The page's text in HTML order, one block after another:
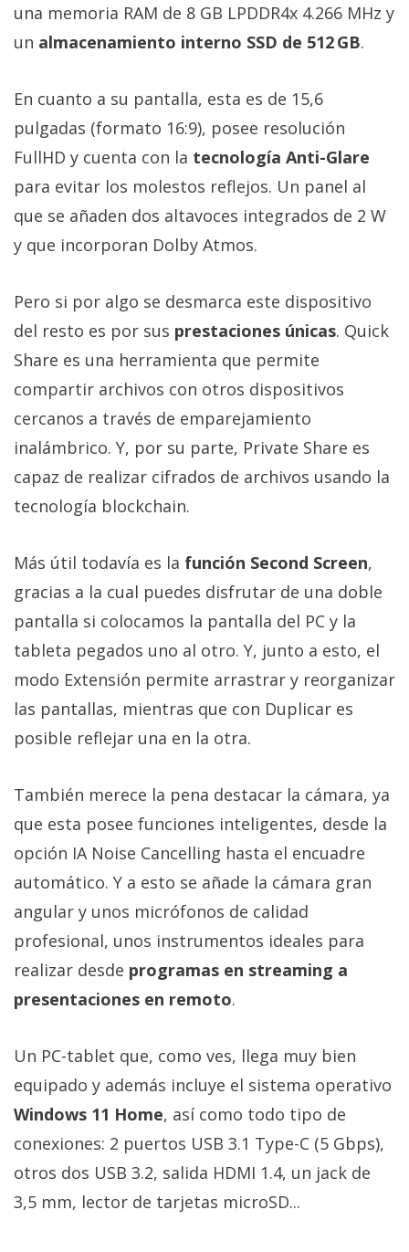
una memoria RAM de 8 GB LPDDR4x 4.266 MHz y
un almacenamiento interno SSD de 512 GB.
En cuanto a su pantalla, esta es de 15,6
pulgadas (formato 16:9), posee resolución
FullHD y cuenta con la tecnología Anti-Glare
para evitar los molestos reflejos. Un panel al
que se añaden dos altavoces integrados de 2 W
y que incorporan Dolby Atmos.
Pero si por algo se desmarca este dispositivo
del resto es por sus prestaciones únicas. Quick
Share es una herramienta que permite
compartir archivos con otros dispositivos
cercanos a través de emparejamiento
inalámbrico. Y, por su parte, Private Share es
capaz de realizar cifrados de archivos usando la
tecnología blockchain.
Más útil todavía es la función Second Screen,
gracias a la cual puedes disfrutar de una doble
pantalla si colocamos la pantalla del PC y la
tableta pegados uno al otro. Y, junto a esto, el
modo Extensión permite arrastrar y reorganizar
las pantallas, mientras que con Duplicar es
posible reflejar una en la otra.
También merece la pena destacar la cámara, ya
que esta posee funciones inteligentes, desde la
opción IA Noise Cancelling hasta el encuadre
automático. Y a esto se añade la cámara gran
angular y unos micrófonos de calidad
profesional, unos instrumentos ideales para
realizar desde programas en streaming a
presentaciones en remoto.
Un PC-tablet que, como ves, llega muy bien
equipado y además incluye el sistema operativo
Windows 11 Home, así como todo tipo de
conexiones: 2 puertos USB 3.1 Type-C (5 Gbps),
otros dos USB 3.2, salida HDMI 1.4, un jack de
3,5 mm, lector de tarjetas microSD...